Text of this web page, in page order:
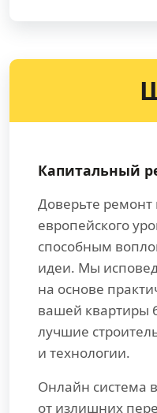
Капитальный
Доверьте
европейского
способным
идеи. Мы
на основе
вашей квартиры
лучшие
и технологии.
Онлайн система
от излишних